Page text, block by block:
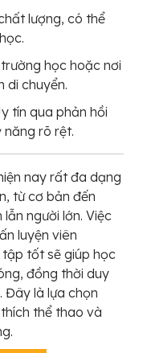
lượng, có thể
học hoặc nơi
di chuyển.
tín qua phản hồi
năng rõ rệt.
nay rất đa dạng
từ cơ bản đến
người lớn. Việc
luyện viên
tốt sẽ giúp học
đồng thời duy
Đây là lựa chọn
thể thao và